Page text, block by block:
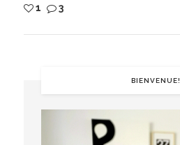
1 3
BIENVENUE!